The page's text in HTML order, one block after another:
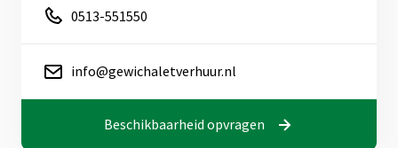
0513-551550
info@gewichaletverhuur.nl
Beschikbaarheid opvragen